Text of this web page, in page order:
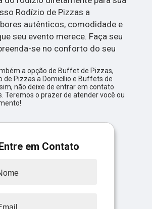
Rodízio de Pizzas a
autênticos, comodidade e
seu evento merece. Faça seu
se no conforto do seu
a opção de Buffet de Pizzas,
de Pizzas a Domicílio e Buffets de
não deixe de entrar em contato
Teremos o prazer de atender você ou
em Contato